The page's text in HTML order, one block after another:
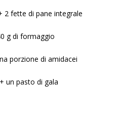
2 fette di pane integrale
g di formaggio
porzione di amidacei
un pasto di gala